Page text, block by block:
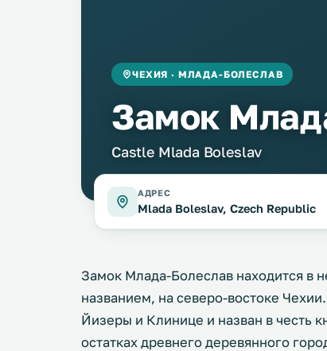
ЧЕХИЯ · МЛАДА-БОЛЕСЛАВ
Замок
Castle Mlada Boleslav
АДРЕС
Mladа Boleslav, Czech Republic
Замок Млада-Болеслав находится в
названием, на северо-востоке
Йизеры и Клинице и назван в честь
остатках древнего деревянного